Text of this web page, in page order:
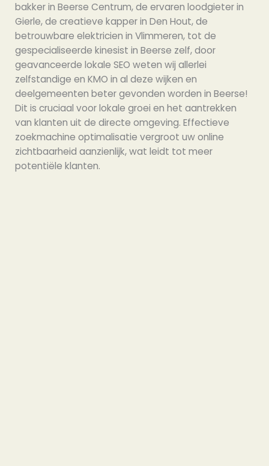
bakker in Beerse Centrum, de ervaren loodgieter in
Gierle, de creatieve kapper in Den Hout, de
betrouwbare elektricien in Vlimmeren, tot de
gespecialiseerde kinesist in Beerse zelf, door
geavanceerde lokale SEO weten wij allerlei
zelfstandige en KMO in al deze wijken en
deelgemeenten beter gevonden worden in Beerse!
Dit is cruciaal voor lokale groei en het aantrekken
van klanten uit de directe omgeving. Effectieve
zoekmachine optimalisatie vergroot uw online
zichtbaarheid aanzienlijk, wat leidt tot meer
potentiële klanten.